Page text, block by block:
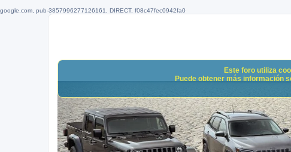
google.com, pub-3857996277126161, DIRECT, f08c47fec0942fa0
Este foro utiliza
Puede obtener más información